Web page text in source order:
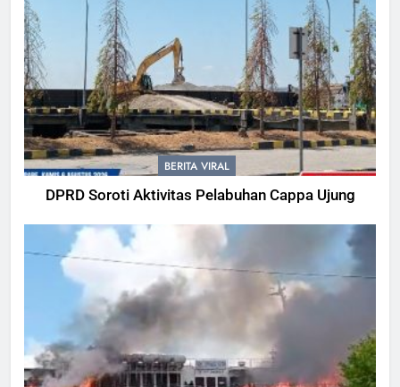
BERITA VIRAL
DPRD Soroti Aktivitas Pelabuhan Cappa Ujung